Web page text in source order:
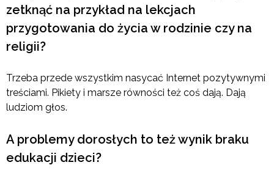
zetknąć na przykład na lekcjach
przygotowania do życia w rodzinie czy na
religii?
Trzeba przede wszystkim nasycać Internet pozytywnymi
treściami. Pikiety i marsze równości też coś dają. Dają
ludziom głos.
A problemy dorosłych to też wynik braku
edukacji dzieci?